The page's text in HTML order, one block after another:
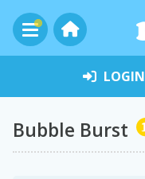
LOGIN
Bubble Burst